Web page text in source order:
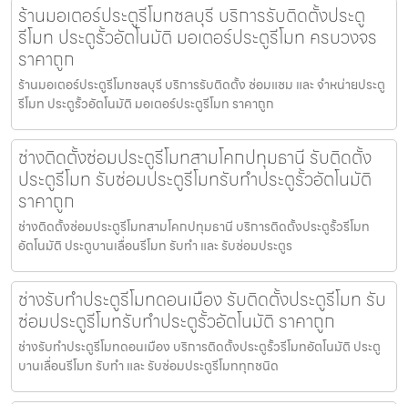
ร้านมอเตอร์ประตูรีโมทชลบุรี บริการรับติดตั้งประตู
รีโมท ประตูรั้วอัตโนมัติ มอเตอร์ประตูรีโมท ครบวงจร
ราคาถูก
ร้านมอเตอร์ประตูรีโมทชลบุรี บริการรับติดตั้ง ซ่อมแซม และ จำหน่ายประตู
รีโมท ประตูรั้วอัตโนมัติ มอเตอร์ประตูรีโมท ราคาถูก
ช่างติดตั้งซ่อมประตูรีโมทสามโคกปทุมธานี รับติดตั้ง
ประตูรีโมท รับซ่อมประตูรีโมทรับทำประตูรั้วอัตโนมัติ
ราคาถูก
ช่างติดตั้งซ่อมประตูรีโมทสามโคกปทุมธานี บริการติดตั้งประตูรั้วรีโมท
อัตโนมัติ ประตูบานเลื่อนรีโมท รับทำ และ รับซ่อมประตูร
ช่างรับทำประตูรีโมทดอนเมือง รับติดตั้งประตูรีโมท รับ
ซ่อมประตูรีโมทรับทำประตูรั้วอัตโนมัติ ราคาถูก
ช่างรับทำประตูรีโมทดอนเมือง บริการติดตั้งประตูรั้วรีโมทอัตโนมัติ ประตู
บานเลื่อนรีโมท รับทำ และ รับซ่อมประตูรีโมททุกชนิด